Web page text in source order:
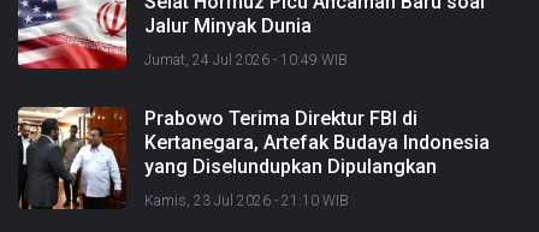
Jalur Minyak Dunia
Jumat, 24 Jul 2026 - 10:49 WIB
Prabowo Terima Direktur FBI di
Kertanegara, Artefak Budaya Indonesia
yang Diselundupkan Dipulangkan
Kamis, 23 Jul 2026 - 21:10 WIB